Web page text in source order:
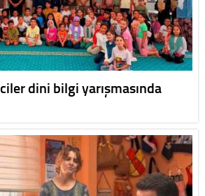
dini bilgi yarışmasında